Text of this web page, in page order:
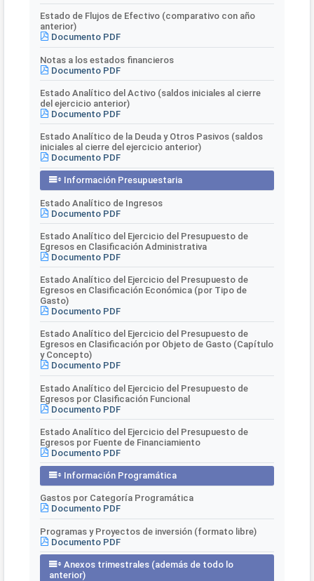
Estado de Flujos de Efectivo (comparativo con año
anterior)
Documento PDF
Notas a los estados financieros
Documento PDF
Estado Analítico del Activo (saldos iniciales al cierre
del ejercicio anterior)
Documento PDF
Estado Analítico de la Deuda y Otros Pasivos (saldos
iniciales al cierre del ejercicio anterior)
Documento PDF
Información Presupuestaria
Estado Analítico de Ingresos
Documento PDF
Estado Analítico del Ejercicio del Presupuesto de
Egresos en Clasificación Administrativa
Documento PDF
Estado Analítico del Ejercicio del Presupuesto de
Egresos en Clasificación Económica (por Tipo de
Gasto)
Documento PDF
Estado Analítico del Ejercicio del Presupuesto de
Egresos en Clasificación por Objeto de Gasto (Capítulo
y Concepto)
Documento PDF
Estado Analítico del Ejercicio del Presupuesto de
Egresos por Clasificación Funcional
Documento PDF
Estado Analítico del Ejercicio del Presupuesto de
Egresos por Fuente de Financiamiento
Documento PDF
Información Programática
Gastos por Categoría Programática
Documento PDF
Programas y Proyectos de inversión (formato libre)
Documento PDF
Anexos trimestrales (además de todo lo
anterior)